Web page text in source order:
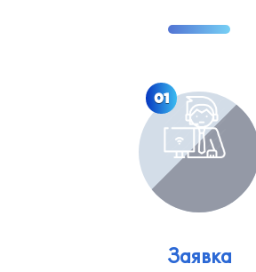
01
Заявка